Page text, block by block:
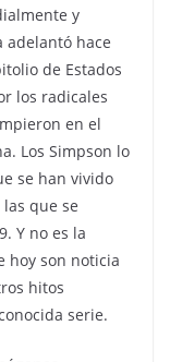
y
adelantó hace
de Estados
los radicales
en el
Los Simpson lo
se han vivido
que se
Y no es la
hoy son noticia
hitos
serie.